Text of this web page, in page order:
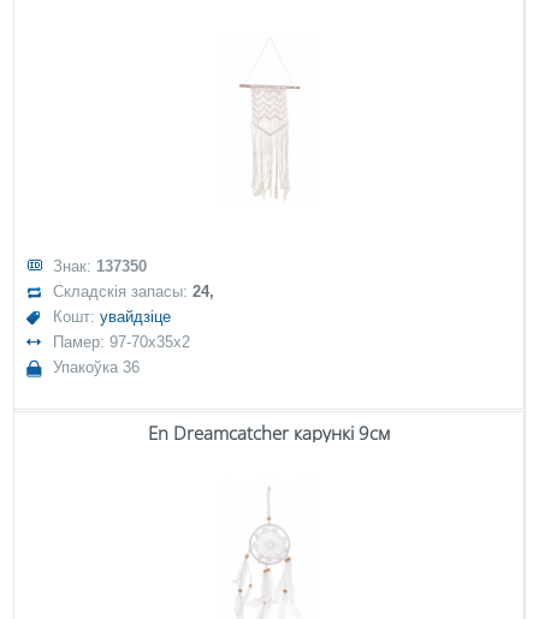
Знак: 137350
Складскія запасы:24,
Кошт:увайдзіце
Памер: 97-70x35x2
Упакоўка 36
En Dreamcatcher карункі 9см